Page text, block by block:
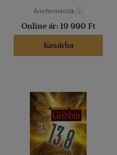
Árinformációk
Online ár: 19 990 Ft
Kosárba